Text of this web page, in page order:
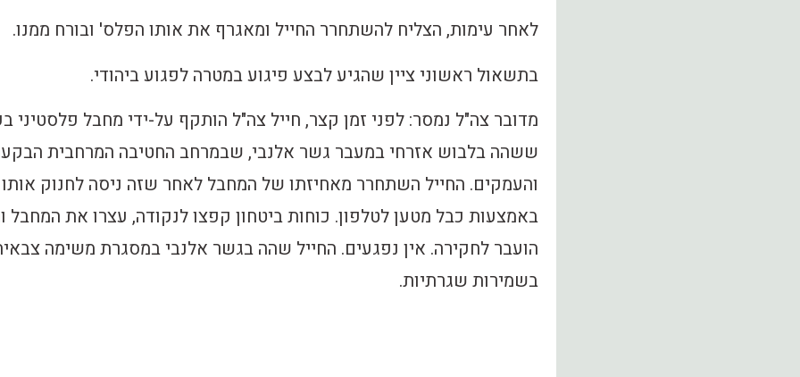
לאחר עימות, הצליח להשתחרר החייל ומאגרף את אותו הפלס' ובורח ממנו.
בתשאול ראשוני ציין שהגיע לבצע פיגוע במטרה לפגוע ביהודי.
מדובר צה"ל נמסר: לפני זמן קצר, חייל צה"ל הותקף על-ידי מחבל פלסטיני
ששהה בלבוש אזרחי במעבר גשר אלנבי, שבמרחב החטיבה המרחבית
והעמקים. החייל השתחרר מאחיזתו של המחבל לאחר שזה ניסה לחנוק אותו
באמצעות כבל מטען לטלפון. כוחות ביטחון קפצו לנקודה, עצרו את המחבל
הועבר לחקירה. אין נפגעים. החייל שהה בגשר אלנבי במסגרת משימה
בשמירות שגרתיות.